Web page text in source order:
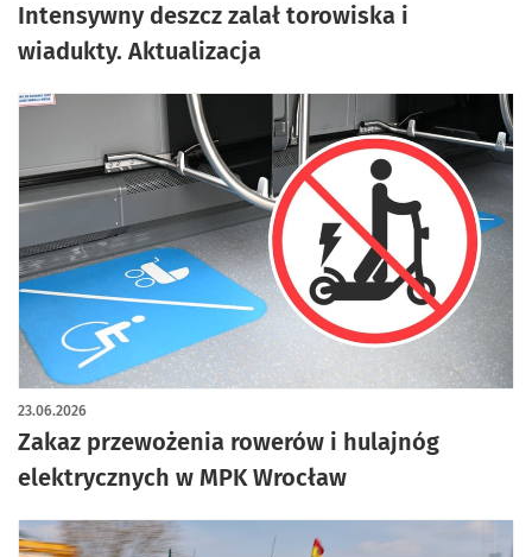
Intensywny deszcz zalał torowiska i
wiadukty. Aktualizacja
Zakaz przewożenia rowerów i hulajnóg
elektrycznych w MPK Wrocław
23.06.2026